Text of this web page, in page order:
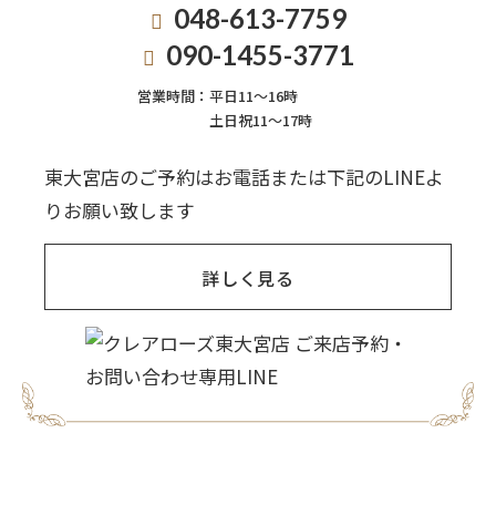
048-613-7759
090-1455-3771
営業時間： 平日11〜16時
土日祝11〜17時
東大宮店のご予約はお電話または下記のLINEよ
りお願い致します
詳しく見る